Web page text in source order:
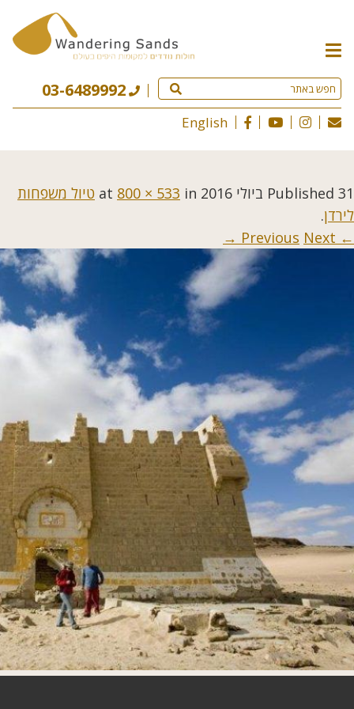
תפריט
האתר
03-6489992
English
Published 31 ביולי 2016 800 × 533 in
טיול משפחות
לירדן.
← Previous
Next →